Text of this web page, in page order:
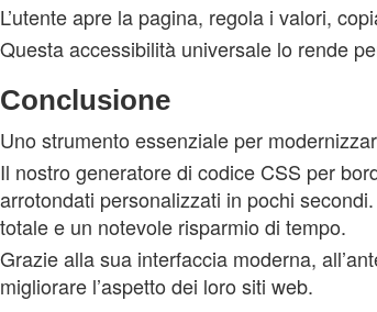
L’utente apre la pagina, regola i valori,
Questa accessibilità universale lo rende
Conclusione
Uno strumento essenziale per
Il nostro generatore di codice CSS per
arrotondati personalizzati in pochi
totale e un notevole risparmio di tempo.
Grazie alla sua interfaccia moderna,
migliorare l’aspetto dei loro siti web.